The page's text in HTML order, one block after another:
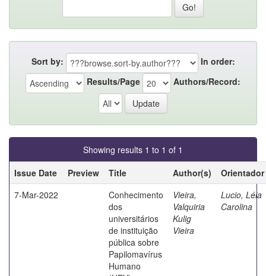
Sort by:
In order:
Results/Page
Authors/Record:
Showing results 1 to 1 of 1
Issue Date
Preview Title Author(s)
Orientador
7-Mar-2022
Conhecimento
dos
universitários
de instituição
pública sobre
Papilomavírus
Humano
Vieira,
Valquiria
Kulig
Vieira
Lucio, Léia
Carolina